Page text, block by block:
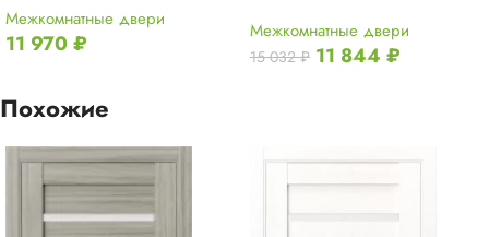
Межкомнатные двери
11 970₽
Межкомнатные двери
15 032₽ 11 844 ₽
Похожие